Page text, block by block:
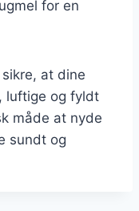
for en
at dine
luftige og fyldt
måde at nyde
sundt og